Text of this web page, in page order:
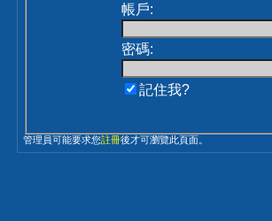
帳戶:
密碼:
記住我?
管理員可能要求您註冊後才可瀏覽此頁面。